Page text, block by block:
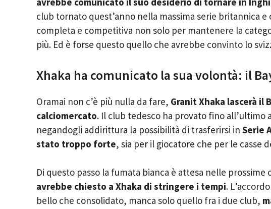
club tornato quest’anno nella massima serie britannica
completa e competitiva non solo per mantenere la
più. Ed è forse questo quello che avrebbe convinto lo
Xhaka ha comunicato la sua volontà: il
Oramai non c’è più nulla da fare, Granit Xhaka lascerà il
calciomercato. Il club tedesco ha provato fino all’ultimo
negandogli addirittura la possibilità di trasferirsi in Serie
stato troppo forte, sia per il giocatore che per le casse
Di questo passo la fumata bianca è attesa nelle prossime
avrebbe chiesto a Xhaka di stringere i tempi.
bello che consolidato, manca solo quello fra i due club,